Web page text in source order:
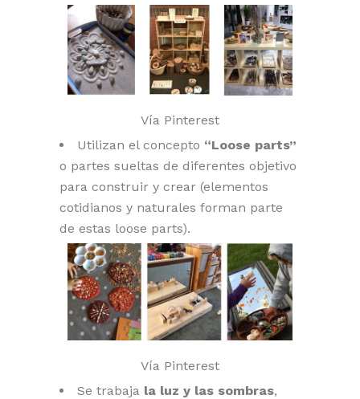
Vía Pinterest
Utilizan el concepto “Loose parts”
o partes sueltas de diferentes objetivo
para construir y crear (elementos
cotidianos y naturales forman parte
de estas loose parts).
Vía Pinterest
Se trabaja la luz y las sombras,